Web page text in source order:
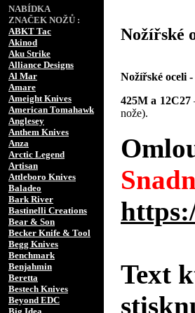
NABÍDKA
ZNAČEK NOŽŮ :
ABKT Tac
Akinod
Aku Strike
Alliance Designs
Al Mar
Amare
Ameight Knives
American Tomahawk
Anglesey
Anthem Knives
Anza
Arctic Legend
Artisan
Attleboro Knives
Baladeo
Bark River
Bastinelli Creations
Bear & Son
Becker Knife & Tool
Begg Knives
Benchmark
Benjahmin
Beretta
Bestech Knives
Beyond EDC
Nožířské
Nožířské oceli
425M a 12C27
nože).
Text